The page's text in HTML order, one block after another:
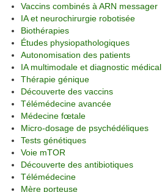
Vaccins combinés à ARN messager
IA et neurochirurgie robotisée
Biothérapies
Études physiopathologiques
Autonomisation des patients
IA multimodale et diagnostic médical
Thérapie génique
Découverte des vaccins
Télémédecine avancée
Médecine fœtale
Micro-dosage de psychédéliques
Tests génétiques
Voie mTOR
Découverte des antibiotiques
Télémédecine
Mère porteuse